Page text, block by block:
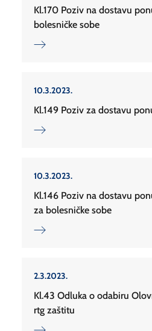
Kl.170 Poziv na dostavu
bolesničke sobe
10.3.2023.
Kl.149 Poziv za dostavu
10.3.2023.
Kl.146 Poziv na dostavu
za bolesničke sobe
2.3.2023.
Kl.43 Odluka o odabiru
rtg zaštitu